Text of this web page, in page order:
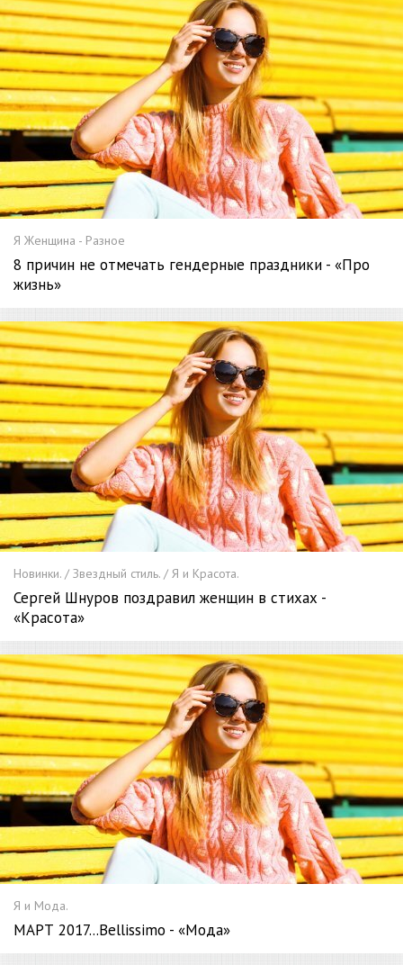
Я Женщина - Разное
8 причин не отмечать гендерные праздники - «Про
жизнь»
Новинки. / Звездный стиль. / Я и Красота.
Сергей Шнуров поздравил женщин в стихах -
«Красота»
Я и Мода.
МАРТ 2017...Bellissimo - «Мода»